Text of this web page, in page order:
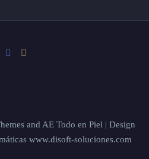
and AE Todo en Piel | Design
www.disoft-soluciones.com